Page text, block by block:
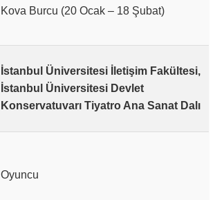
Kova Burcu (20 Ocak – 18 Şubat)
İstanbul Üniversitesi İletişim Fakültesi,
İstanbul Üniversitesi Devlet
Konservatuvarı Tiyatro Ana Sanat Dalı
Oyuncu